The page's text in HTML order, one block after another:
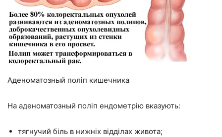
Аденоматозный поліп кишечника
На аденоматозный поліп ендометрію вказують:
тягнучий біль в нижніх відділах живота;